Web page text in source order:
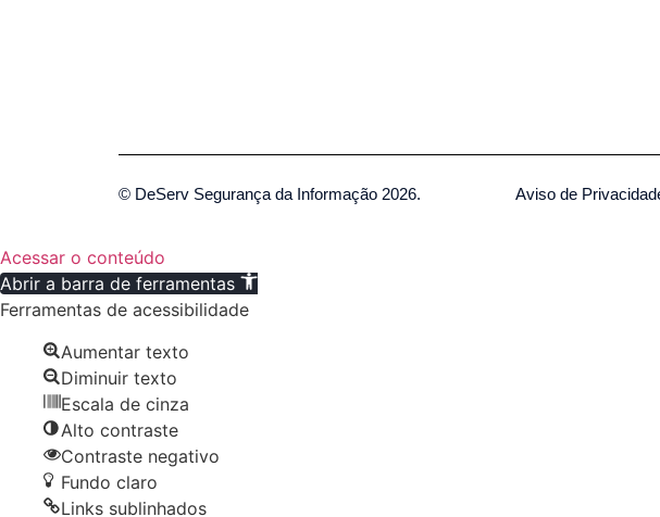
© DeServ Segurança da Informação 2026. Aviso de
Acessar o conteúdo
Abrir a barra de ferramentas
Ferramentas de acessibilidade
Aumentar texto
Diminuir texto
Escala de cinza
Alto contraste
Contraste negativo
Fundo claro
Links sublinhados